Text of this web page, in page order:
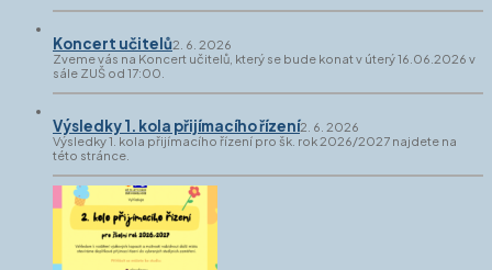
Koncert učitelů2. 6. 2026
Zveme vás na Koncert učitelů, který se bude konat v úterý 16.06.2026 v
sále ZUŠ od 17:00.
Výsledky 1. kola přijímacího řízení2. 6. 2026
Výsledky 1. kola přijímacího řízení pro šk. rok 2026/2027 najdete na
této stránce.